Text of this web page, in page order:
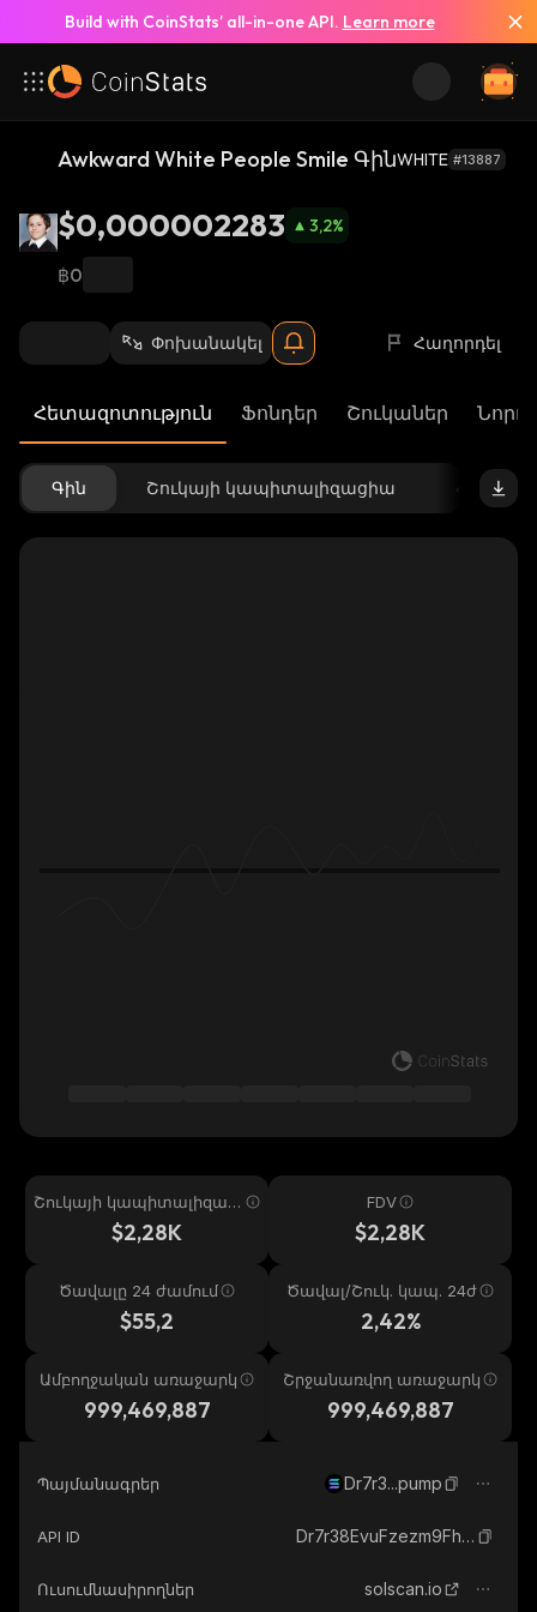
Build with CoinStats’ all-in-one API. Learn more
Awkward White People Smile ԳինWHITE #13887
$0,000002283 3,2%
฿0
Փոխանակել Հաղորդել
Հետազոտություն Ֆոնդեր Շուկաներ
Գին Շուկայի կապիտալիզացիա
Շուկայի կապիտալիզաց
$2,28K
FDV
$2,28K
Ծավալը 24 ժամում
$55,2
Ծավալ/Շուկ. կապ. 24ժ
2,42%
Ամբողջական առաջարկ
999,469,887
Շրջանառվող առաջարկ
999,469,887
Պայմանագրեր Dr7r3...pump
API ID Dr7r38EvuFzezm9FhHgVw6eaPjGNRaj9JMAknAprpump_solana
Ուսումնասիրողներ solscan.io